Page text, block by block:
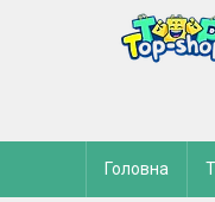
Головна